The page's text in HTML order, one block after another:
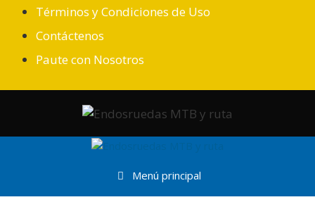
Términos y Condiciones de Uso
Contáctenos
Paute con Nosotros
Menú principal